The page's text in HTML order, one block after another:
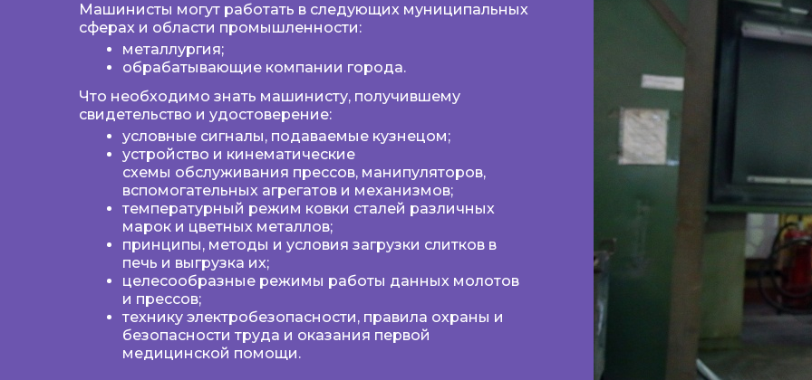
Машинисты могут работать в следующих муниципальных
сферах и области промышленности:
металлургия;
обрабатывающие компании города.
Что необходимо знать машинисту, получившему
свидетельство и удостоверение:
условные сигналы, подаваемые кузнецом;
устройство и кинематические
схемы обслуживания прессов, манипуляторов,
вспомогательных агрегатов и механизмов;
температурный режим ковки сталей различных
марок и цветных металлов;
принципы, методы и условия загрузки слитков в
печь и выгрузка их;
целесообразные режимы работы данных молотов
и прессов;
технику электробезопасности, правила охраны и
безопасности труда и оказания первой
медицинской помощи.